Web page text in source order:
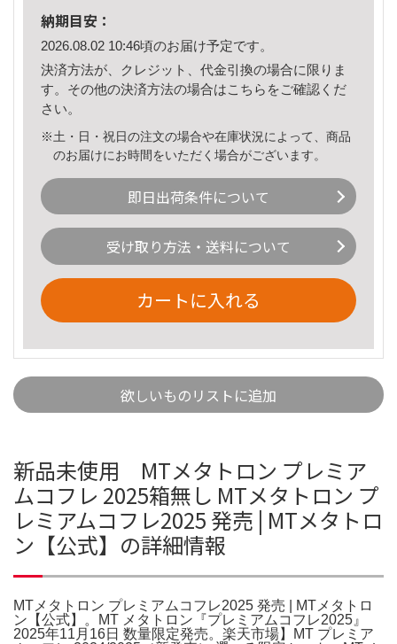
納期目安：
2026.08.02 10:46頃のお届け予定です。
決済方法が、クレジット、代金引換の場合に限りま
す。その他の決済方法の場合はこちら をご確認くだ
さい。
※土・日・祝日の注文の場合や在庫状況によって、商品
のお届けにお時間をいただく場合がございます。
即日出荷条件について
受け取り方法・送料について
カートに入れる
欲しいものリストに追加
新品未使用 MTメタトロン プレミア
ムコフレ 2025箱無し MTメタトロン プ
レミアムコフレ2025 発売 | MTメタトロ
ン【公式】の詳細情報
MTメタトロン プレミアムコフレ2025 発売 | MTメタトロ
ン【公式】。MT メタトロン『プレミアムコフレ2025』
2025年11月16日 数量限定発売。楽天市場】MT プレミア